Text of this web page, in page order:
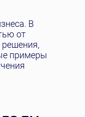
В
от
решения,
примеры